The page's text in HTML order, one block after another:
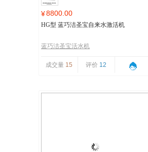
¥8800.00
HG型 蓝巧洁圣宝自来水激活机
蓝巧洁圣宝活水机
成交量 15 评价 12